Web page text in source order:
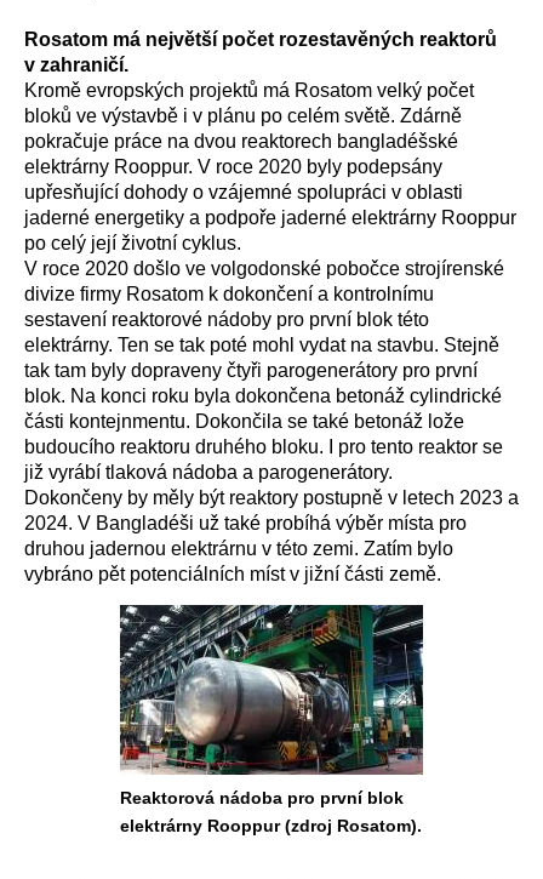
Rosatom má největší počet rozestavěných reaktorů
v zahraničí.
Kromě evropských projektů má Rosatom velký počet
bloků ve výstavbě i v plánu po celém světě. Zdárně
pokračuje práce na dvou reaktorech bangladéšské
elektrárny Rooppur. V roce 2020 byly podepsány
upřesňující dohody o vzájemné spolupráci v oblasti
jaderné energetiky a podpoře jaderné elektrárny Rooppur
po celý její životní cyklus.
V roce 2020 došlo ve volgodonské pobočce strojírenské
divize firmy Rosatom k dokončení a kontrolnímu
sestavení reaktorové nádoby pro první blok této
elektrárny. Ten se tak poté mohl vydat na stavbu. Stejně
tak tam byly dopraveny čtyři parogenerátory pro první
blok. Na konci roku byla dokončena betonáž cylindrické
části kontejnmentu. Dokončila se také betonáž lože
budoucího reaktoru druhého bloku. I pro tento reaktor se
již vyrábí tlaková nádoba a parogenerátory.
Dokončeny by měly být reaktory postupně v letech 2023 a
2024. V Bangladéši už také probíhá výběr místa pro
druhou jadernou elektrárnu v této zemi. Zatím bylo
vybráno pět potenciálních míst v jižní části země.
Reaktorová nádoba pro první blok
elektrárny Rooppur (zdroj Rosatom).